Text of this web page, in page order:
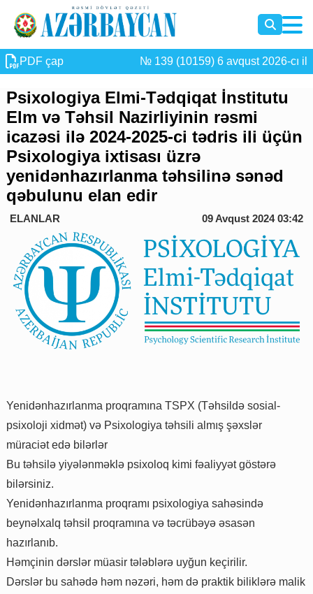
PDF çap № 139 (10159) 6 avqust 2026-cı il
Psixologiya Elmi-Tədqiqat İnstitutu
Elm və Təhsil Nazirliyinin rəsmi
icazəsi ilə 2024-2025-ci tədris ili üçün
Psixologiya ixtisası üzrə
yenidənhazırlanma təhsilinə sənəd
qəbulunu elan edir
ELANLAR 09 Avqust 2024 03:42
Yenidənhazırlanma proqramına TSPX (Təhsildə sosial-
psixoloji xidmət) və Psixologiya təhsili almış şəxslər
müraciət edə bilərlər
Bu təhsilə yiyələnməklə psixoloq kimi fəaliyyət göstərə
bilərsiniz.
Yenidənhazırlanma proqramı psixologiya sahəsində
beynəlxalq təhsil proqramına və təcrübəyə əsasən
hazırlanıb.
Həmçinin dərslər müasir tələblərə uyğun keçirilir.
Dərslər bu sahədə həm nəzəri, həm də praktik biliklərə malik